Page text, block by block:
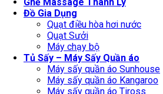
Ghế Massage Thanh Lý
Đồ Gia Dụng
Quạt điều hòa hơi nước
Quạt Sưởi
Máy chạy bộ
Tủ Sấy – Máy Sấy Quần áo
Máy sấy quần áo Sunhouse
Máy sấy quần áo Kangaroo
Máy sấy quần áo Tiross